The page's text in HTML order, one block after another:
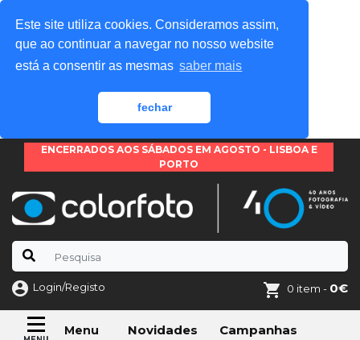
Este site utiliza cookies. Consideramos assim,
que ao continuar a navegar no nosso website
está a consentir as mesmas saber mais
fechar
ENCERRADOS AOS SÁBADOS EM AGOSTO - LISBOA E
PORTO
Login/Registo 0 item - 0€
Menu Novidades Campanhas